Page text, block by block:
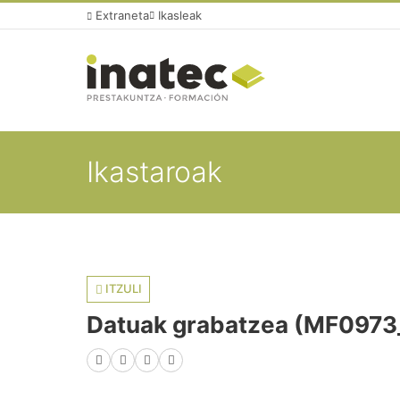
Extraneta Ikasleak
Ikastaroak
ITZULI
Datuak grabatzea